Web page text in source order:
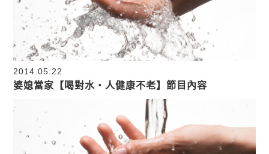
2014.05.22
婆媳當家【喝對水‧人健康不老】節目內容